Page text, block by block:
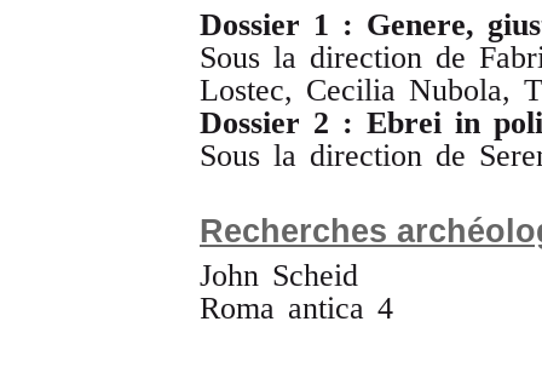
Dossier 1 : Genere,
Sous la direction de
Lostec, Cecilia Nubola,
Dossier 2 : Ebrei in
Sous la direction de
Recherches
John Scheid
Roma antica 4